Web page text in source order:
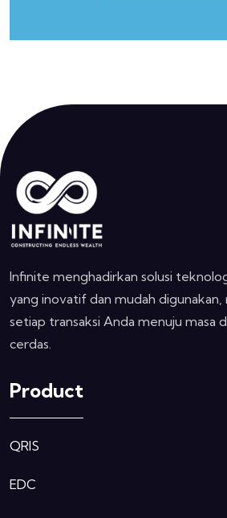
Infinite menghadirkan solusi
yang inovatif dan mudah
setiap transaksi Anda menuju masa
cerdas.
Product
QRIS
EDC